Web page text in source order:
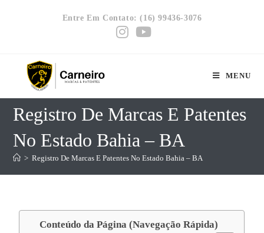
Entre Em Contato: (16) 99436-3076
MENU
Registro De Marcas E Patentes
No Estado Bahia – BA
> Registro De Marcas E Patentes No Estado Bahia – BA
Conteúdo da Página (Navegação Rápida)